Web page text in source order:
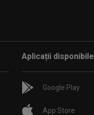
Aplicații disponibile
Google Play
App Store